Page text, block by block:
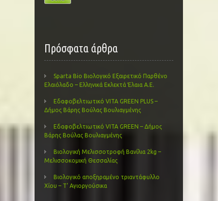
Πρόσφατα άρθρα
Sparta Bio Βιολογικό Εξαιρετικό Παρθένο
Ελαιόλαδο – Ελληνικά Εκλεκτά Έλαια Α.Ε.
Εδαφοβελτιωτικό VITA GREEN PLUS –
Δήμος Βάρης Βούλας Βουλιαγμένης
Εδαφοβελτιωτικό VITA GREEN – Δήμος
Βάρης Βούλας Βουλιαγμένης
Βιολογική Μελισσοτροφή Βανίλια 2kg –
Μελισσοκομική Θεσσαλίας
Βιολογικό αποξηραμένο τριαντάφυλλο
Χίου – Τ’ Αγιοργούσικα